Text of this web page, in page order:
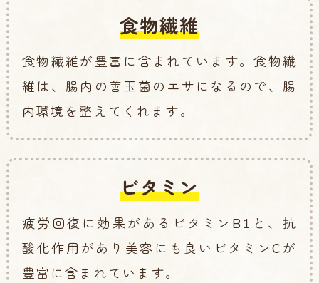
食物繊維
食物繊維が豊富に含まれています。食物繊
維は、腸内の善玉菌のエサになるので、腸
内環境を整えてくれます。
ビタミン
疲労回復に効果があるビタミンB1と、抗
酸化作用があり美容にも良いビタミンCが
豊富に含まれています。